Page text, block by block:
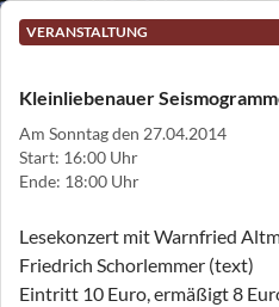
VERANSTALTUNG
Kleinliebenauer
Am Sonntag den 27.04.2014
Start: 16:00 Uhr
Ende: 18:00 Uhr
Lesekonzert mit Warnfried
Friedrich Schorlemmer (text)
Eintritt 10 Euro, ermäßigt 8